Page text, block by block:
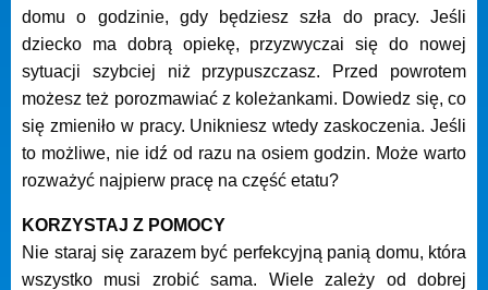
domu o godzinie, gdy będziesz szła do pracy. Jeśli
dziecko ma dobrą opiekę, przyzwyczai się do nowej
sytuacji szybciej niż przypuszczasz. Przed powrotem
możesz też porozmawiać z koleżankami. Dowiedz się, co
się zmieniło w pracy. Unikniesz wtedy zaskoczenia. Jeśli
to możliwe, nie idź od razu na osiem godzin. Może warto
rozważyć najpierw pracę na część etatu?
KORZYSTAJ Z POMOCY
Nie staraj się zarazem być perfekcyjną panią domu, która
wszystko musi zrobić sama. Wiele zależy od dobrej